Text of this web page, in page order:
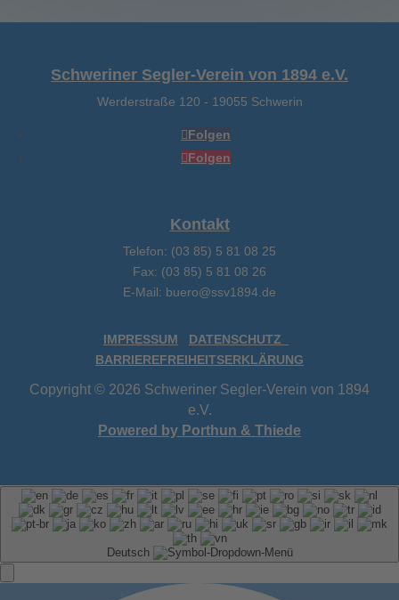
Schweriner Segler-Verein von 1894 e.V.
Werderstraße 120 - 19055 Schwerin
Folgen
Folgen
IMPRESSUM DATENSCHUTZ
BARRIEREFREIHEITSERKLÄRUNG
Copyright © 2026 Schweriner Segler-Verein von 1894
e.V.
Powered by Porthun & Thiede
Kontakt
Telefon: (03 85) 5 81 08 25
Fax: (03 85) 5 81 08 26
E-Mail: buero@ssv1894.de
Deutsch